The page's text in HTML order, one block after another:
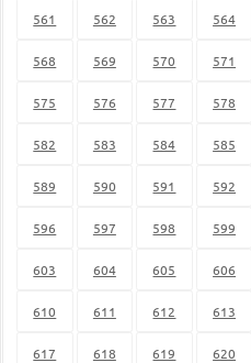
561 562 563 564
568 569 570 571
575 576 577 578
582 583 584 585
589 590 591 592
596 597 598 599
603 604 605 606
610 611 612 613
617 618 619 620